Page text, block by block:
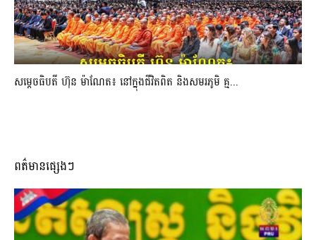
សម្តេចធិបតី ហ៊ុន ម៉ាណែត៖ នៅក្នុងជីវិតពិត និងសមរភូមិ គ្ម...
ពត៌មានផ្សេងៗ